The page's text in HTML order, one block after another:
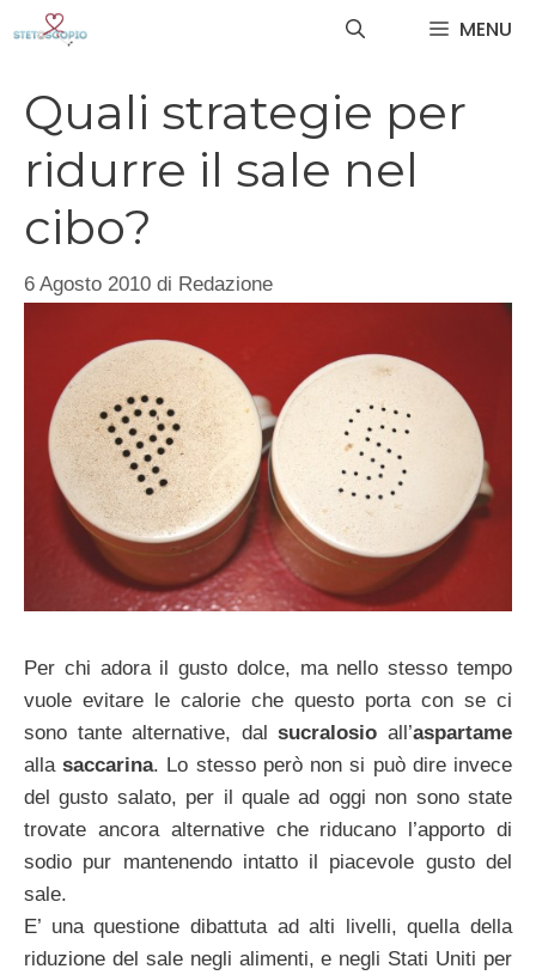
MENU
Quali strategie per
ridurre il sale nel
cibo?
6 Agosto 2010 di Redazione
Per chi adora il gusto dolce, ma nello stesso tempo
vuole evitare le calorie che questo porta con se ci
sono tante alternative, dalsucralosio all’aspartame
allasaccarina. Lo stesso però non si può dire invece
del gusto salato, per il quale ad oggi non sono state
trovate ancora alternative che riducano l’apporto di
sodio pur mantenendo intatto il piacevole gusto del
sale.
E’ una questione dibattuta ad alti livelli, quella della
riduzione del sale negli alimenti, e negli Stati Uniti per